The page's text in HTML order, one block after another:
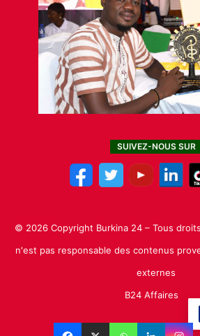
SUIVEZ-NOUS SUR
© 2026 Copyright Burkina 24 – Tous
n'est pas responsable des contenus
externes
B24 Affaires
Facebook Linkedin